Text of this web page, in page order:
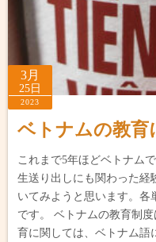
3月
25日
2023
ベトナムの教育
これまで5年ほどベトナム
生送り出しにも関わった経
いてみようと思います。各
です。 ベトナムの教育制
育に関しては、ベトナム語